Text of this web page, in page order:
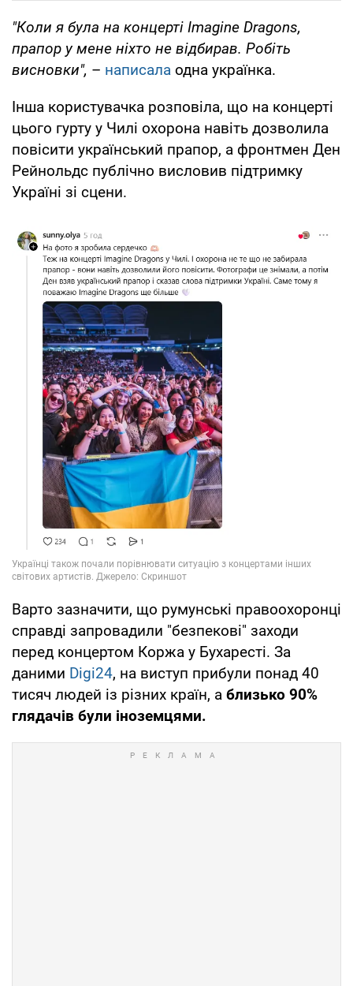
"Коли я була на концерті Imagine Dragons,
прапор у мене ніхто не відбирав. Робіть
висновки", – написала одна українка.
Інша користувачка розповіла, що на концерті
цього гурту у Чилі охорона навіть дозволила
повісити український прапор, а фронтмен Ден
Рейнольдс публічно висловив підтримку
Україні зі сцени.
Варто зазначити, що румунські правоохоронці
справді запровадили "безпекові" заходи
перед концертом Коржа у Бухаресті. За
даними Digi24, на виступ прибули понад 40
тисяч людей із різних країн, а близько 90%
глядачів були іноземцями.